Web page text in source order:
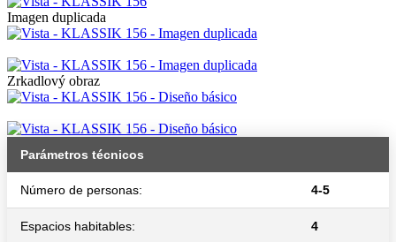
Imagen duplicada
Zrkadlový obraz
Parámetros técnicos
Número de personas: 4-5
Espacios habitables: 4